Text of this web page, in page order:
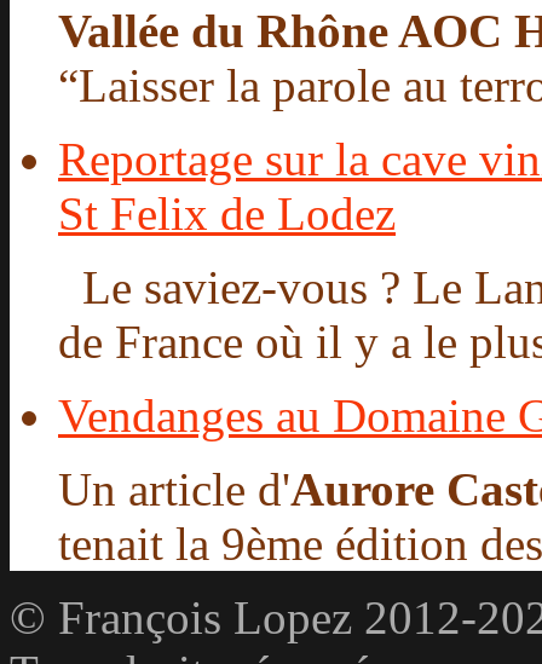
Vallée du Rhône AOC
“Laisser la parole au
Reportage sur la cave
St Felix de Lodez
Le saviez-vous ? Le
de France où il y a le
Vendanges au Domaine
Un article d'Aurore
tenait la 9ème édition
© François Lopez 2012-